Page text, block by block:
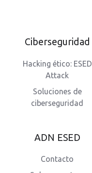
Ciberseguridad
Hacking ético: ESED
Attack
Soluciones de
ciberseguridad
ADN ESED
Contacto